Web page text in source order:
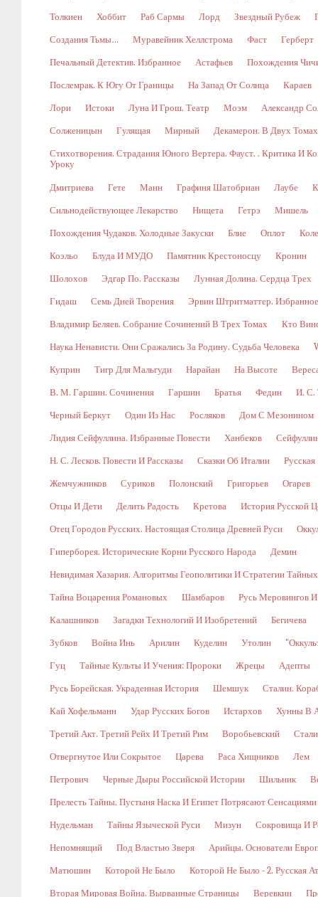
Толкиен Хоббит Раб Сармы Лорд Звездный Рубеж
Создания Тьмы… Муравейник Хеллстрома Фаст Герберт
Печальный Детектив. Избранное Астафьев Похождения
Послемрак. К Югу От Границы На Запад От Солнца Караев
Лори Истоки Луна И Грош. Театр Моэм Александр
Солженицын Гулящая Мирный Декамерон. В Двух
Стихотворения. Страдания Юного Вертера. Фауст. . Критика И
Уроку
Дмитриева Гете Манн Графиня Шатобриан Лаубе
Сильнодействующее Лекарство Нищета Гетрэ Мишель
Похождения Чудаков. Холодные Закуски Блие Оплот
Коэльо Блуда И МУДО Памятник Крестоносцу Кронин
Шолохов Эдгар По. Рассказы Лунная Долина. Сердца Трех
Гидаш Семь Дней Творения Эрвин Штритматтер. Избранное
Владимир Беляев. Собрание Сочинений В Трех Томах Кто
Наука Ненависти. Они Сражались За Родину. Судьба Человека
Куприн Тигр Для Мальгуди Нарайан На Высоте
В. М. Гаршин. Сочинения Гаршин Братья Федин И. С.
Черный Беркут Один Из Нас Росляков Дом С Мезонином
Лидия Сейфуллина. Избранные Повести Ханбеков
Н. С. Лесков. Повести И Рассказы Сказки Об Италии
Жемчужников Суриков Полонский Григорьев Огарев
Отцы И Дети Делить Радость Кретова История Русской
Отец Городов Русских. Настоящая Столица Древней Руси
Гиперборея. Исторические Корни Русского Народа Демин
Невидимая Хазария. Алгоритмы Геополитики И Стратегии
Тайна Воцарения Романовых Шамбаров Русь Меровингов
Калашников Загадки Технологий И Изобретений Бегичева
Зубков Война Инь Арилин Куделин Утолин
Гуц Тайные Культы И Учения: Пророки Жрецы Адепты
Русь Борейская. Украденная История Шемшук Сталин.
Кай Хофельманн Удар Русских Богов Истархов Хунны В
Третий Акт. Третий Рейх И Третий Рим Воробьевский
Отвергнутое Или Сокрытое Царева Раса Хищников Лем
Петрович Черные Дыры Российской Истории Шильник
Прелесть Тайны. Пустыня Наска И Египет Потрясают Сенсациями
Нудельман Тайны Языческой Руси Мизун Сокровища И
Непомнящий Под Властью Зверя Арийцы. Основатели
Матюшин Которой Не Было Которой Не Было - 2. Русская
Вторая Мировая Война. Вырванные Страницы Веревкин